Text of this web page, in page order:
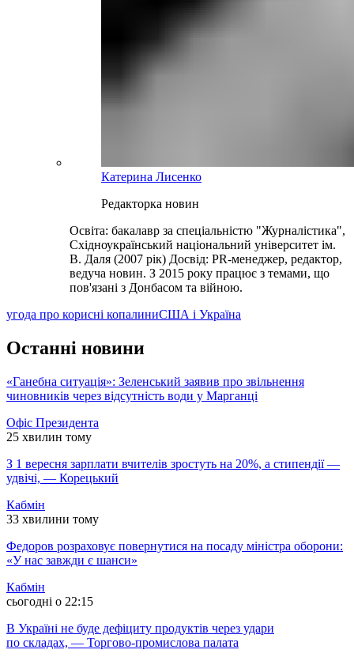
Катерина Лисенко
Редакторка новин
Освіта: бакалавр за спеціальністю "Журналістика",
Східноукраїнський національний університет ім.
В. Даля (2007 рік) Досвід: PR-менеджер, редактор,
ведуча новин. З 2015 року працює з темами, що
пов'язані з Донбасом та війною.
угода про корисні копалиниСША і Україна
Останні новини
«Ганебна ситуація»: Зеленський заявив про звільнення
чиновників через відсутність води у Марганці
Офіс Президента
25 хвилин тому
З 1 вересня зарплати вчителів зростуть на 20%, а стипендії —
удвічі, — Корецький
Кабмін
33 хвилини тому
Федоров розраховує повернутися на посаду міністра оборони:
«У нас завжди є шанси»
Кабмін
сьогодні о 22:15
В Україні не буде дефіциту продуктів через удари
по складах, — Торгово-промислова палата